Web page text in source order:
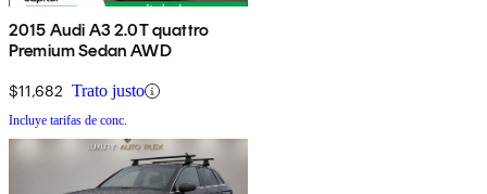
2015 Audi A3 2.0T quattro
Premium Sedan AWD
$11,682 Trato justo
Incluye tarifas de conc.